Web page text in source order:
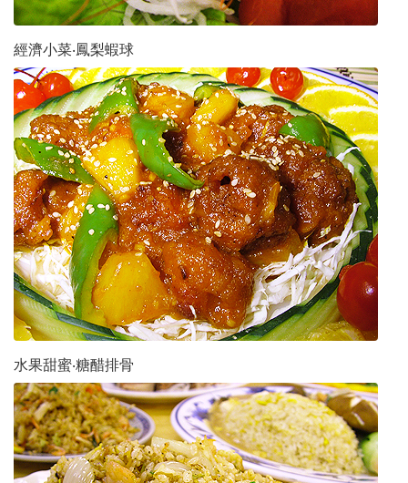
經濟小菜‧鳳梨蝦球
水果甜蜜‧糖醋排骨